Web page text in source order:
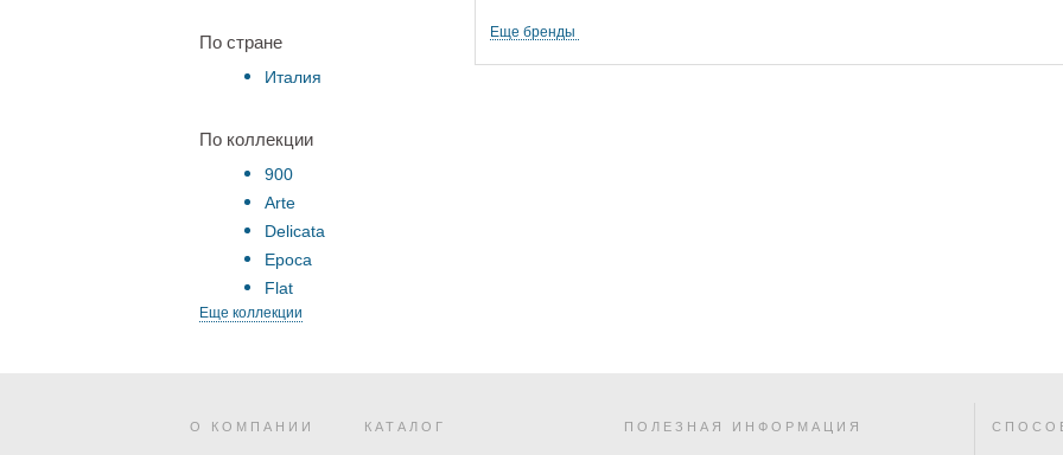
По стране
Италия
По коллекции
900
Arte
Delicata
Epoca
Flat
Еще коллекции
Еще бренды
О КОМПАНИИ КАТАЛОГ ПОЛЕЗНАЯ ИНФОРМАЦИЯ